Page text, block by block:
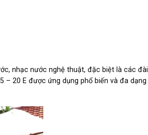
nhạc nước nghệ thuật, đặc biệt là các đài
– 20 E được ứng dụng phổ biến và đa dạng